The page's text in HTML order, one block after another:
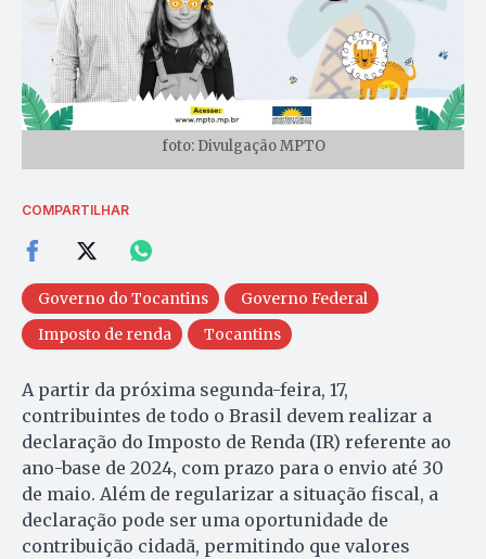
foto: Divulgação MPTO
COMPARTILHAR
Governo do Tocantins
Governo Federal
Imposto de renda
Tocantins
A partir da próxima segunda-feira, 17,
contribuintes de todo o Brasil devem realizar a
declaração do Imposto de Renda (IR) referente ao
ano-base de 2024, com prazo para o envio até 30
de maio. Além de regularizar a situação fiscal, a
declaração pode ser uma oportunidade de
contribuição cidadã, permitindo que valores